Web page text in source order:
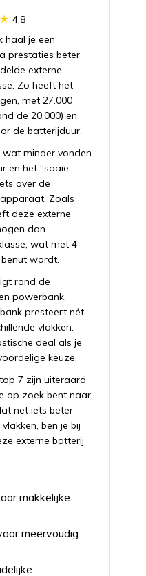
4.8
haal je een
prestaties beter
externe
Zo heeft het
met 27.000
de 20.000) en
de batterijduur.
minder vonden
en het “saaie”
over de
Zoals
deze externe
dan
wat met 4
wordt.
rond de
powerbank,
presteert nét
vlakken.
deal als je
keuze.
7 zijn uiteraard
op zoek bent naar
net iets beter
ben je bij
externe batterij
makkelijke
meervoudig